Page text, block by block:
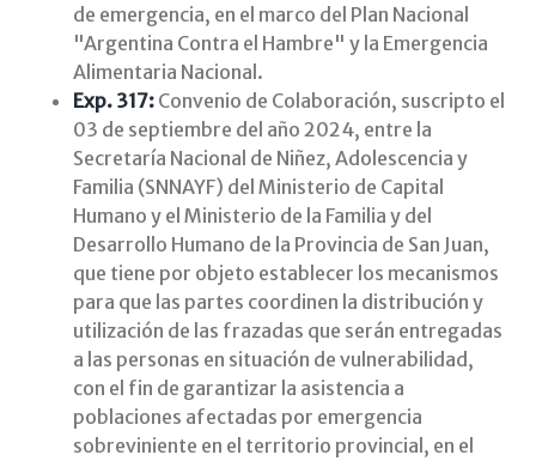
de emergencia, en el marco del Plan Nacional
"Argentina Contra el Hambre" y la Emergencia
Alimentaria Nacional.
Exp. 317: Convenio de Colaboración, suscripto el
03 de septiembre del año 2024, entre la
Secretaría Nacional de Niñez, Adolescencia y
Familia (SNNAYF) del Ministerio de Capital
Humano y el Ministerio de la Familia y del
Desarrollo Humano de la Provincia de San Juan,
que tiene por objeto establecer los mecanismos
para que las partes coordinen la distribución y
utilización de las frazadas que serán entregadas
a las personas en situación de vulnerabilidad,
con el fin de garantizar la asistencia a
poblaciones afectadas por emergencia
sobreviniente en el territorio provincial, en el